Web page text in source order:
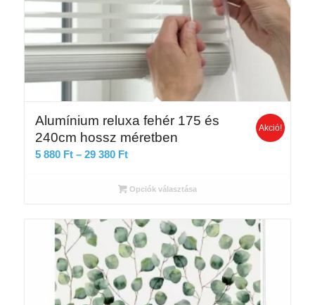
Alumínium reluxa fehér 175 és
240cm hossz méretben
5 880 Ft – 29 380 FtÁrtartomány:
880 Ft
29
380 Ft
Akció!
Opciók választása